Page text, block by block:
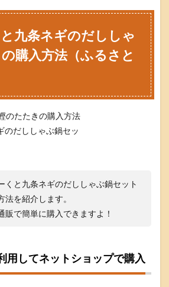
九条ネギのだししゃ
購入方法（ふるさと
のだししゃぶ鍋セッ
くと九条ネギのだししゃぶ鍋セット
法を紹介します。
販で簡単に購入できますよ！
用してネットショップで購入